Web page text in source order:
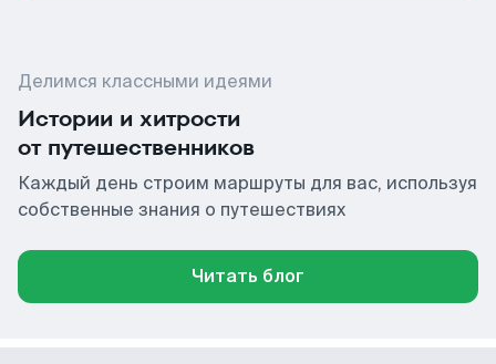
Делимся классными идеями
Истории и хитрости
от путешественников
Каждый день строим маршруты для вас, используя
собственные знания о путешествиях
Читать блог